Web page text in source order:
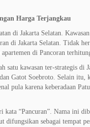
Harga Terjangkau
di Jakarta Selatan.
di Jakarta Selatan. Tidak
di Pancoran
satu kawasan ter-strategis
Gatot Soebroto. Selain itu,
pula karena keberadaan
kata “Pancuran”. Nama ini
difungsikan sebagai tempat